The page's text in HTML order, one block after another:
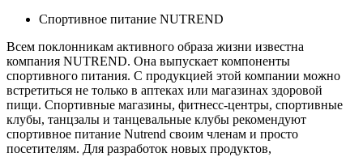
Спортивное питание NUTREND
Всем поклонникам активного образа жизни известна
компания NUTREND. Она выпускает компоненты
спортивного питания. С продукцией этой компании можно
встретиться не только в аптеках или магазинах здоровой
пищи. Спортивные магазины, фитнесс-центры, спортивные
клубы, танцзалы и танцевальные клубы рекомендуют
спортивное питание Nutrend своим членам и просто
посетителям. Для разработок новых продуктов,